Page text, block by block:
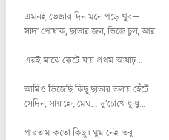
এমনই ভেজার দিন মনে পড়ে খুব—
সাদা পোষাক, ছাতার জল, ভিজে চুল, আর
এরই মাঝে কেটে যায় প্রথম আষাঢ়…
আমিও ভিজেছি কিছু ছাতার তলায় হেঁটে
সেদিন, সায়াহ্নে, মেঘ… দু’চোখে ধু-ধু…
পারতাম কতো কিছু। ঘুম নেই তবু